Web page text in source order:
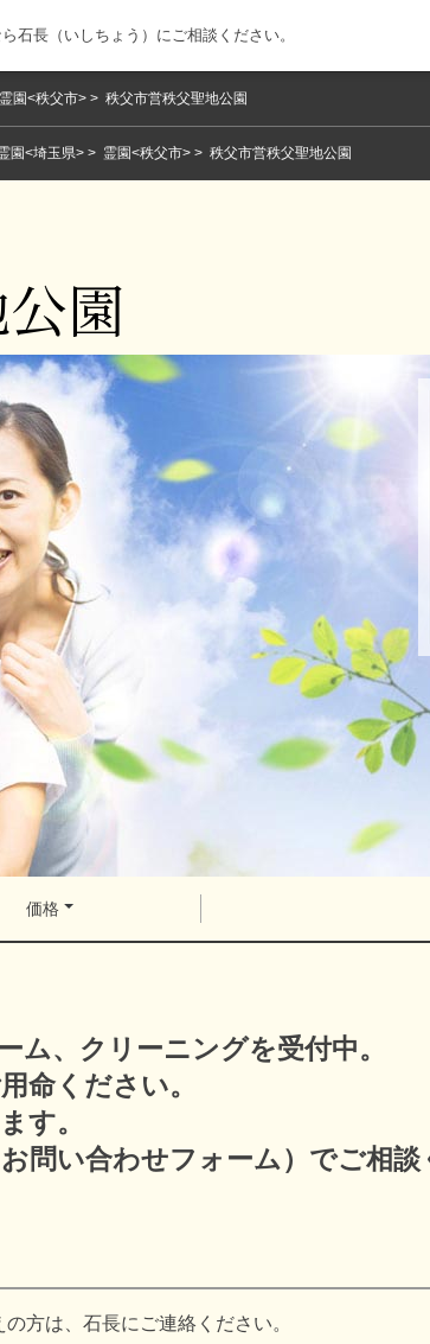
石長（いしちょう）にご相談ください。
霊園<秩父市> 秩父市営秩父聖地公園
園<埼玉県> 霊園<秩父市> 秩父市営秩父聖地公園
園
価格
ム、クリーニングを受付中。
命ください。
す。
問い合わせフォーム）でご相談
方は、石長にご連絡ください。